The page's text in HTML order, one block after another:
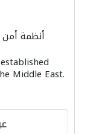
أنظمة أمن
Middle East.